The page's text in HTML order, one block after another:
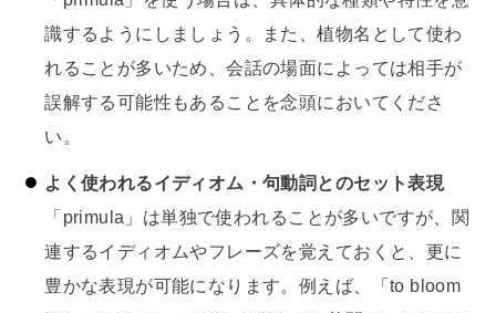
識するようにしましょう。また、植物名として使わ
れることが多いため、会話の場面によっては相手が
誤解する可能性もあることを念頭においてくださ
い。
よく使われるイディオム・句動詞とのセット表現
「primula」は単独で使われることが多いですが、関
連するイディオムやフレーズを覚えておくと、更に
豊かな表現が可能になります。例えば、「to bloom